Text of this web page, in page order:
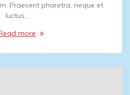
Praesent pharetra, neque et
luctus…
more